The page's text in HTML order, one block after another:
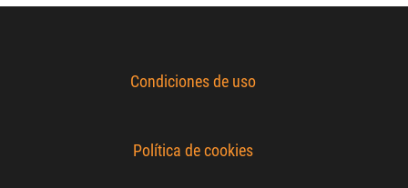
Condiciones de uso
Política de cookies